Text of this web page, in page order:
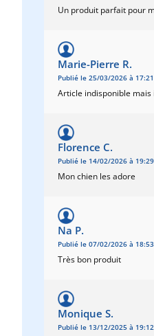
Un produit parfait pour
Marie-Pierre R.
Publié le 25/03/2026 à 17:21
Article indisponible
Florence C.
Publié le 14/02/2026 à 19:29
Mon chien les adore
Na P.
Publié le 07/02/2026 à 18:53
Très bon produit
Monique S.
Publié le 13/12/2025 à 19:12